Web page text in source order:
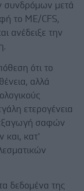
συνδρόμων μετά
το ME/CFS,
ανέδειξε την
ότι το
αλλά
ετερογένεια
σαφών
κατ’
δεδομένα της